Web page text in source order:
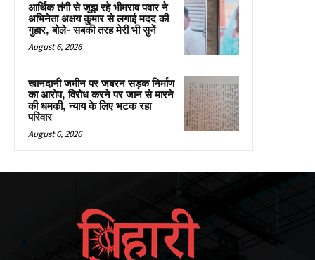
आर्थिक तंगी से जूझ रहे भीमराव पवार ने
अभिनेता अक्षय कुमार से लगाई मदद की
गुहार, बोले- सबकी तरह मेरी भी सुनें
August 6, 2026
खानदानी जमीन पर जबरन सड़क निर्माण
का आरोप, विरोध करने पर जान से मारने
की धमकी, न्याय के लिए भटक रहा
परिवार
August 6, 2026